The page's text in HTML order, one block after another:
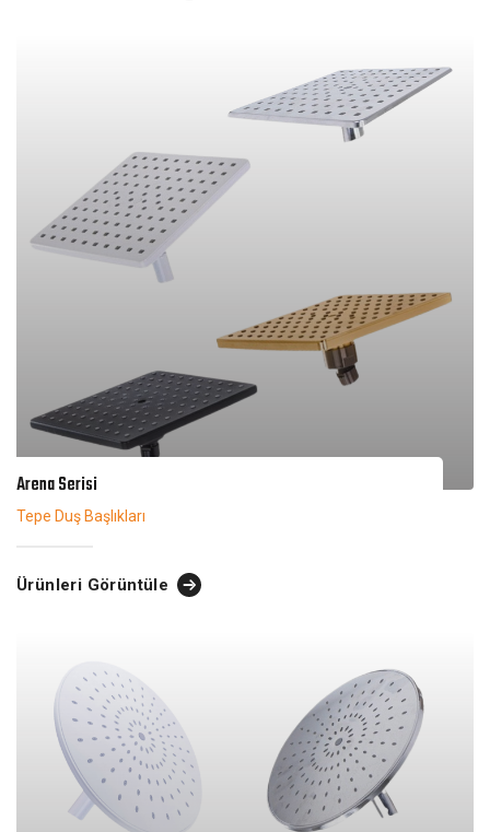
Arena Serisi
Tepe Duş Başlıkları
Ürünleri Görüntüle